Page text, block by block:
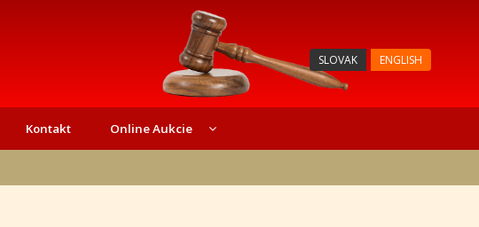
SLOVAK ENGLISH
Kontakt Online Aukcie